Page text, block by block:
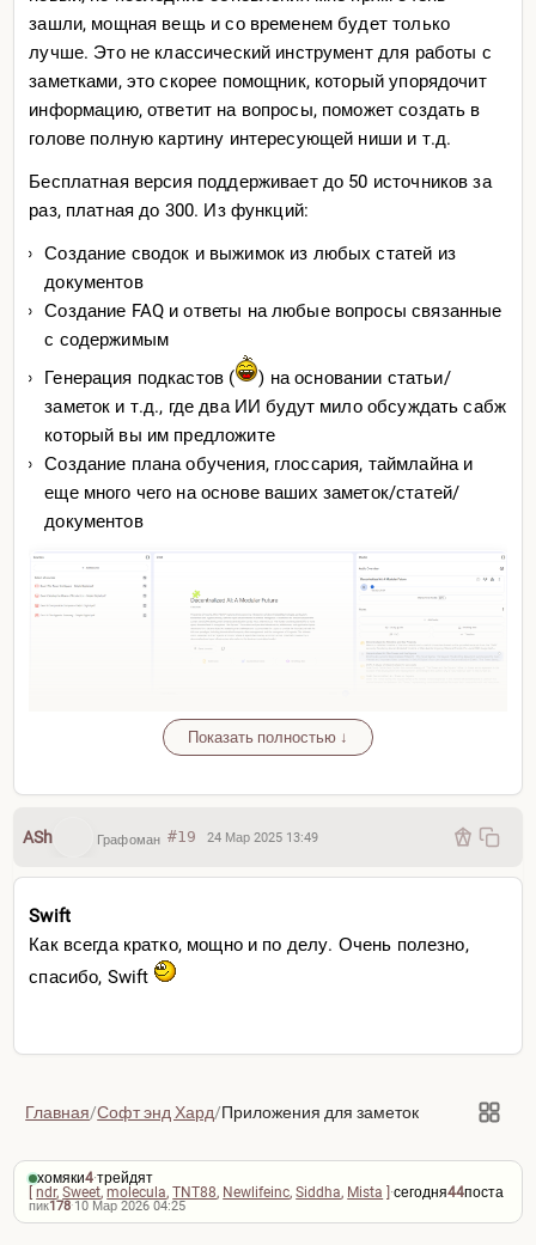
зашли, мощная вещь и со временем будет только
лучше. Это не классический инструмент для работы с
заметками, это скорее помощник, который упорядочит
информацию, ответит на вопросы, поможет создать в
голове полную картину интересующей ниши и т.д.
Бесплатная версия поддерживает до 50 источников за
раз, платная до 300. Из функций:
Создание сводок и выжимок из любых статей из
документов
Создание FAQ и ответы на любые вопросы связанные
с содержимым
Генерация подкастов (
) на основании статьи/
заметок и т.д., где два ИИ будут мило обсуждать сабж
который вы им предложите
Создание плана обучения, глоссария, таймлайна и
еще много чего на основе ваших заметок/статей/
документов
Пример — прочитали объёмный цикл статей DeAI на
и хотелось бы разобрать интересующие вопросы/
подучить новые термины/упорядочить кашу в голове.
NotebookLM, генерируем себе:
Study Guide
Briefing Doc
FAQ
Показать полностью ↓
ASh Графоман #19 24 Мар 2025 13:49
Swift
Как всегда кратко, мощно и по делу. Очень полезно,
спасибо, Swift
Главная/Софт энд Хард/Приложения для заметок
хомяки4·трейдят
[ndr,Sweet,molecula,TNT88, Newlifeinc,Siddha, Mista ·сегодня44поста
пик178·10 Мар 2026 04:25